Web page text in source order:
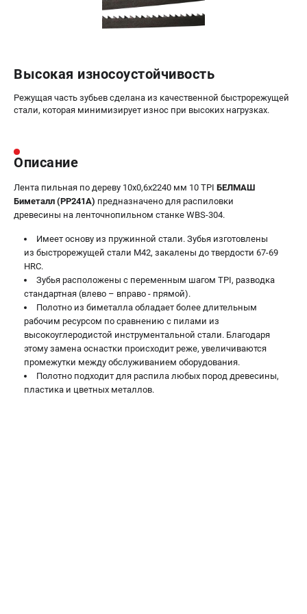
Валы строгальные
Патроны и переходники
Прижимные устройства
Рольганги-роликовые опоры
Цанги и зажимы
ПОЛЕЗНЫЕ СТАТЬИ
Характеристики токарных станков
Токарные "ДОПЫ"
Все о влажности древесины
ТЕЛЕФОН (САНКТ-ПЕТЕРБУРГ)
Информация размещённая на сайте не является публичной
офертой
проспект Александровской Фермы, 29АЛ
8 (812) 317-66-20
Режим работы колл-центра:
пн-пт - с 9:00 до 18:00
сб - с 10:00 до 16:00
вс - выходной
zakaz@belmash-market.ru
Высокая износоустойчивость
Режущая часть зубьев сделана из качественной быстрорежущей
стали, которая минимизирует износ при высоких нагрузках.
Описание
Лента пильная по дереву 10х0,6х2240 мм 10 TPI БЕЛМАШ
Биметалл (PP241A) предназначено для распиловки
древесины на ленточнопильном станке WBS-304.
Имеет основу из пружинной стали. Зубья изготовлены
из быстрорежущей стали М42, закалены до твердости 67-69
HRC.
Зубья расположены с переменным шагом TPI, разводка
стандартная (влево – вправо - прямой).
Полотно из биметалла обладает более длительным
рабочим ресурсом по сравнению с пилами из
высокоуглеродистой инструментальной стали. Благодаря
этому замена оснастки происходит реже, увеличиваются
промежутки между обслуживанием оборудования.
Полотно подходит для распила любых пород древесины,
пластика и цветных металлов.